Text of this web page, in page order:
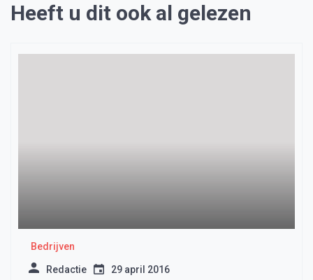
Heeft u dit ook al gelezen
Bedrijven
Redactie 29 april 2016